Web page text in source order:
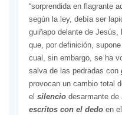
“sorprendida en flagrante
según la ley, debía ser
guiñapo delante de Jesús,
que, por definición,
cual, sin embargo, se ha
salva de las pedradas con
provocan un cambio total
el silenciodesarmante de
escritos con el dedoen el